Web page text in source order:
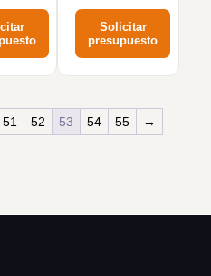
Solicitar
presupuesto
51 52 53 54 55 →